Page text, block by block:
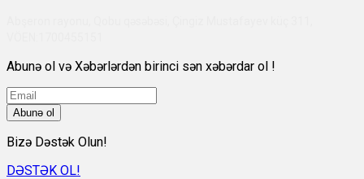
Abunə ol və Xəbərlərdən birinci sən xəbərdar ol !
Abunə ol
Bizə Dəstək Olun!
DƏSTƏK OL!